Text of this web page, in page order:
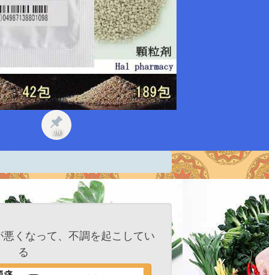
ON
くなって、不調を起こしてい
る